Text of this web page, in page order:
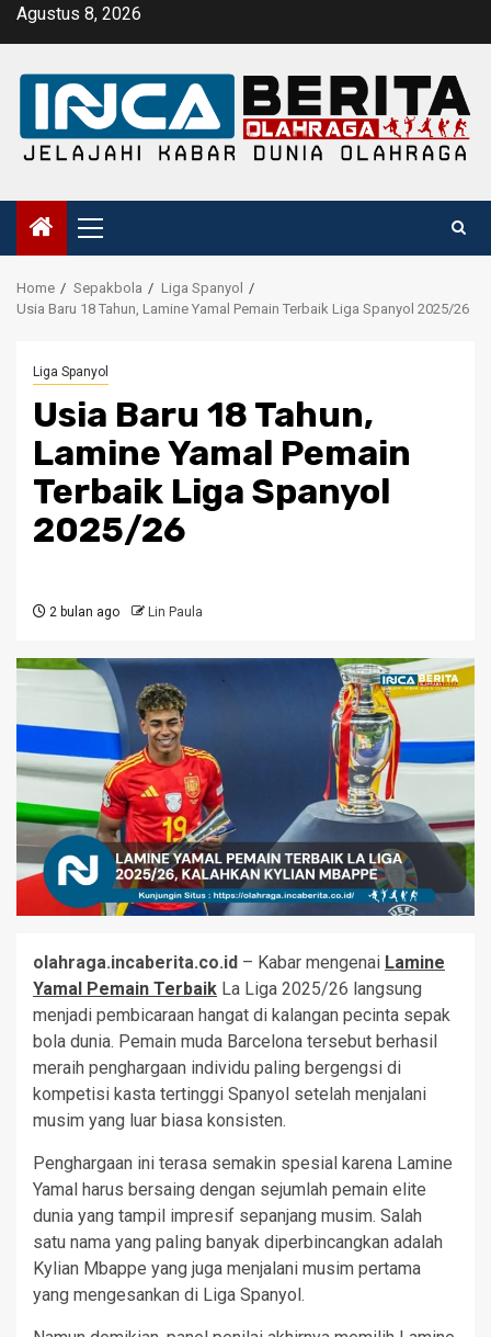
SkipAgustus 8, 2026
Primary
Menu
Home Sepakbola
Liga Spanyol
Usia Baru 18 Tahun, Lamine Yamal Pemain Terbaik Liga Spanyol 2025/26
Liga Spanyol
Usia Baru 18 Tahun,
Lamine Yamal Pemain
Terbaik Liga Spanyol
2025/26
2 bulan ago Lin Paula
olahraga.incaberita.co.id – Kabar mengenai Lamine
Yamal Pemain Terbaik La Liga 2025/26 langsung
menjadi pembicaraan hangat di kalangan pecinta sepak
bola dunia. Pemain muda Barcelona tersebut berhasil
meraih penghargaan individu paling bergengsi di
kompetisi kasta tertinggi Spanyol setelah menjalani
musim yang luar biasa konsisten.
Penghargaan ini terasa semakin spesial karena Lamine
Yamal harus bersaing dengan sejumlah pemain elite
dunia yang tampil impresif sepanjang musim. Salah
satu nama yang paling banyak diperbincangkan adalah
Kylian Mbappe yang juga menjalani musim pertama
yang mengesankan di Liga Spanyol.